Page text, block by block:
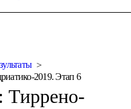
2019. Этап 6
Тиррено-